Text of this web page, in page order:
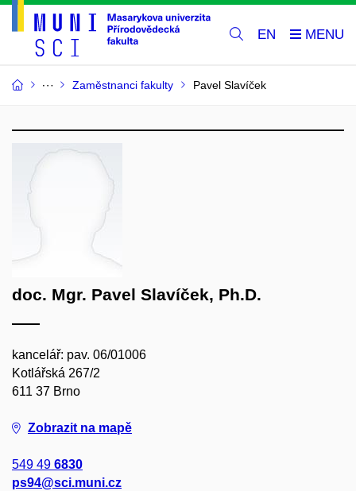
EN
Zaměstnanci fakulty Pavel Slavíček
doc. Mgr. Pavel Slavíček, Ph.D.
kancelář: pav. 06/01006
Kotlářská 267/2
611 37 Brno
Zobrazit na mapě
549 49 6830
ps94@sci.muni.cz